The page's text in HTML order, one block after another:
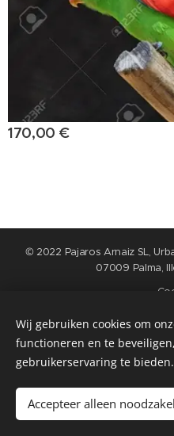
170,00 €
Toevoegen
© 2022 Pajaros Arnaiz SL,
07009 Palma,
Nederlands
English
Wij gebruiken cookies om
functioneren en te
gebruikerservaring te bieden.
Accepteer alleen